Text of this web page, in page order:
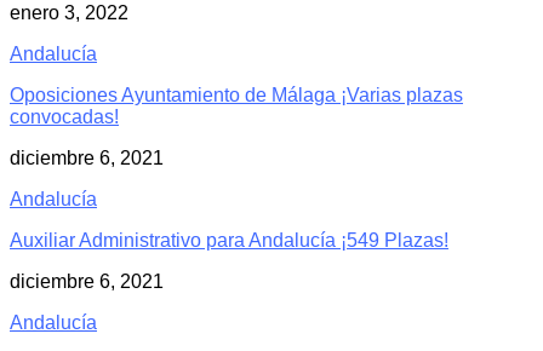
enero 3, 2022
Andalucía
Oposiciones Ayuntamiento de Málaga ¡Varias plazas
convocadas!
diciembre 6, 2021
Andalucía
Auxiliar Administrativo para Andalucía ¡549 Plazas!
diciembre 6, 2021
Andalucía